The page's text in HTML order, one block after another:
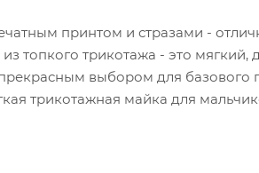
принтом и стразами -
топкого трикотажа - это
выбором для базового
трикотажная майка для